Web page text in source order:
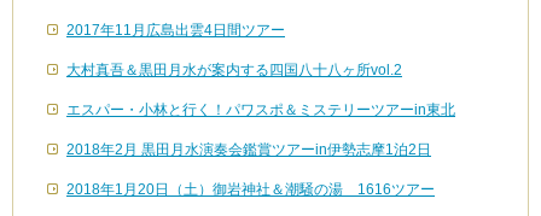
2017年11月広島出雲4日間ツアー
大村真吾＆黒田月水が案内する四国八十八ヶ所vol.2
エスパー・小林と行く！パワスポ＆ミステリーツアーin東北
2018年2月 黒田月水演奏会鑑賞ツアーin伊勢志摩1泊2日
2018年1月20日（土）御岩神社＆潮騒の湯 1616ツアー